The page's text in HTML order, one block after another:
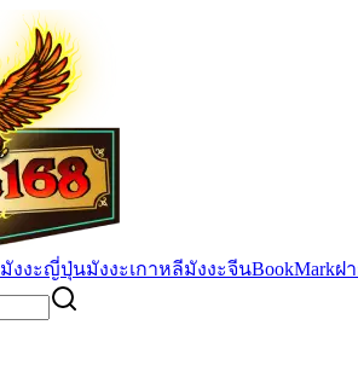
มังงะญี่ปุ่นมังงะเกาหลีมังงะจีนBookMarkฝ